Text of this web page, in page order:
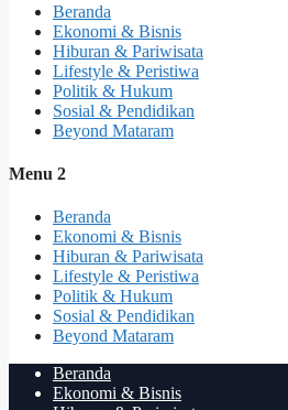
Beranda
Ekonomi & Bisnis
Hiburan & Pariwisata
Lifestyle & Peristiwa
Politik & Hukum
Sosial & Pendidikan
Beyond Mataram
Menu 2
Beranda
Ekonomi & Bisnis
Hiburan & Pariwisata
Lifestyle & Peristiwa
Politik & Hukum
Sosial & Pendidikan
Beyond Mataram
Beranda
Ekonomi & Bisnis